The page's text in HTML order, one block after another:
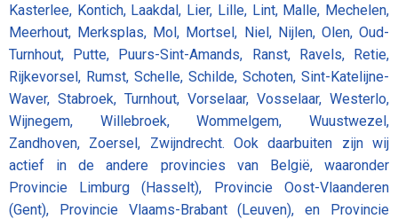
Kasterlee, Kontich, Laakdal, Lier, Lille, Lint, Malle, Mechelen,
Meerhout, Merksplas, Mol, Mortsel, Niel, Nijlen, Olen, Oud-
Turnhout, Putte, Puurs-Sint-Amands, Ranst, Ravels, Retie,
Rijkevorsel, Rumst, Schelle, Schilde, Schoten, Sint-Katelijne-
Waver, Stabroek, Turnhout, Vorselaar, Vosselaar, Westerlo,
Wijnegem, Willebroek, Wommelgem, Wuustwezel,
Zandhoven, Zoersel, Zwijndrecht. Ook daarbuiten zijn wij
actief in de andere provincies van België, waaronder
Provincie Limburg (Hasselt), Provincie Oost-Vlaanderen
(Gent), Provincie Vlaams-Brabant (Leuven), en Provincie